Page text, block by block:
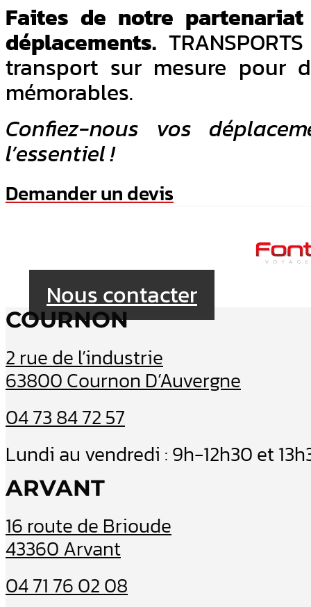
Faites de notre
déplacements.
transport sur mesure pour
mémorables.
Confiez-nous vos
l’essentiel !
Demander un devis
Nous contacter
COURNON
2 rue de l’industrie
63800 Cournon D’Auvergne
04 73 84 72 57
Lundi au vendredi : 9h-12h30 et
ARVANT
16 route de Brioude
43360 Arvant
04 71 76 02 08